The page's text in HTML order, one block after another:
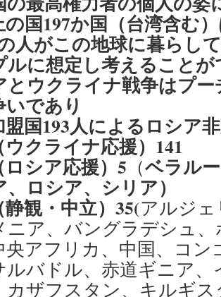
の国197か国（台湾含む
人がこの地球に暮らし
ルに想定し考えること
とウクライナ戦争はプ
いであり
盟国193人によるロシア
クライナ応援） 141
シア応援） 5 （ベラル
、ロシア、シリア）
静観・中立） 35(アルジ
ニア、バングラデシュ
央アフリカ、中国、コン
ルバドル、赤道ギニア
カザフスタン、キルギ